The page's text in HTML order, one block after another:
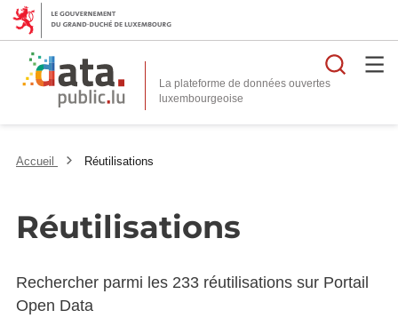
La plateforme de données ouvertes
Accueil Réutilisations
Réutilisations
Rechercher parmi les 233 réutilisations sur Portail
Open Data